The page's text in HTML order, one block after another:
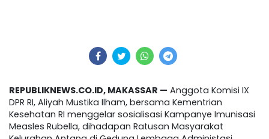
REPUBLIKNEWS.CO.ID, MAKASSAR — Anggota Komisi IX
DPR RI, Aliyah Mustika Ilham, bersama Kementrian
Kesehatan RI menggelar sosialisasi Kampanye Imunisasi
Measles Rubella, dihadapan Ratusan Masyarakat